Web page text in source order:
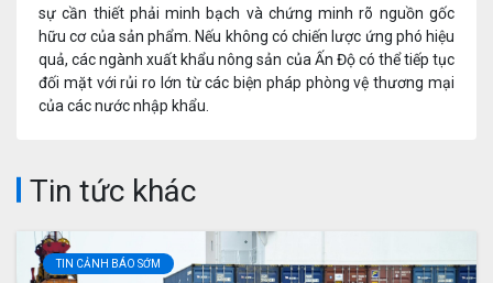
sự cần thiết phải minh bạch và chứng minh rõ nguồn gốc
hữu cơ của sản phẩm. Nếu không có chiến lược ứng phó hiệu
quả, các ngành xuất khẩu nông sản của Ấn Độ có thể tiếp tục
đối mặt với rủi ro lớn từ các biện pháp phòng vệ thương mại
của các nước nhập khẩu.
Tin tức khác
TIN CẢNH BÁO SỚM